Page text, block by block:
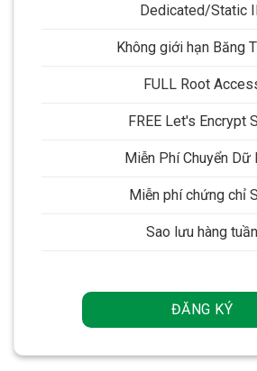
Dedicated/Static
Không giới hạn Băng
FULL Root
FREE Let's Encrypt
Miễn Phí Chuyển Dữ
Miễn phí chứng chỉ
Sao lưu hàng tuần
ĐĂNG KÝ